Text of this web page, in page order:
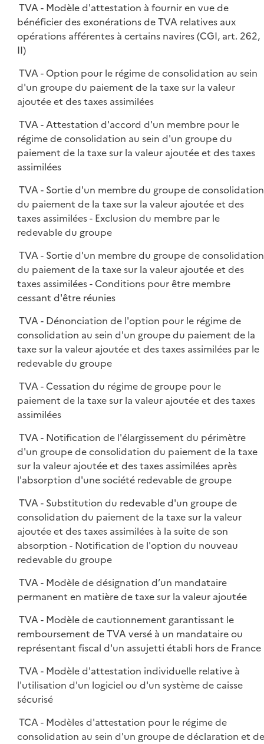
TVA - Modèle d'attestation à fournir en vue de
bénéficier des exonérations de TVA relatives aux
opérations afférentes à certains navires (CGI, art. 262,
II)
TVA - Option pour le régime de consolidation au sein
d'un groupe du paiement de la taxe sur la valeur
ajoutée et des taxes assimilées
TVA - Attestation d'accord d'un membre pour le
régime de consolidation au sein d'un groupe du
paiement de la taxe sur la valeur ajoutée et des taxes
assimilées
TVA - Sortie d'un membre du groupe de consolidation
du paiement de la taxe sur la valeur ajoutée et des
taxes assimilées - Exclusion du membre par le
redevable du groupe
TVA - Sortie d'un membre du groupe de consolidation
du paiement de la taxe sur la valeur ajoutée et des
taxes assimilées - Conditions pour être membre
cessant d'être réunies
TVA - Dénonciation de l'option pour le régime de
consolidation au sein d'un groupe du paiement de la
taxe sur la valeur ajoutée et des taxes assimilées par le
redevable du groupe
TVA - Cessation du régime de groupe pour le
paiement de la taxe sur la valeur ajoutée et des taxes
assimilées
TVA - Notification de l'élargissement du périmètre
d'un groupe de consolidation du paiement de la taxe
sur la valeur ajoutée et des taxes assimilées après
l'absorption d'une société redevable de groupe
TVA - Substitution du redevable d'un groupe de
consolidation du paiement de la taxe sur la valeur
ajoutée et des taxes assimilées à la suite de son
absorption - Notification de l'option du nouveau
redevable du groupe
TVA - Modèle de désignation d’un mandataire
permanent en matière de taxe sur la valeur ajoutée
TVA - Modèle de cautionnement garantissant le
remboursement de TVA versé à un mandataire ou
représentant fiscal d'un assujetti établi hors de France
TVA - Modèle d'attestation individuelle relative à
l'utilisation d'un logiciel ou d'un système de caisse
sécurisé
TCA - Modèles d'attestation pour le régime de
consolidation au sein d'un groupe de déclaration et de